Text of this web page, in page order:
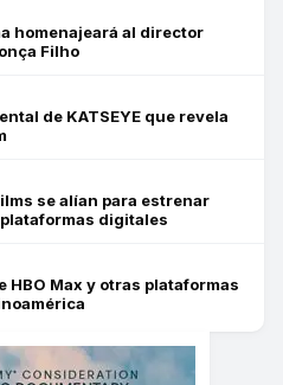
homenajeará al director
Filho
de KATSEYE que revela
se alían para estrenar
digitales
HBO Max y otras plataformas